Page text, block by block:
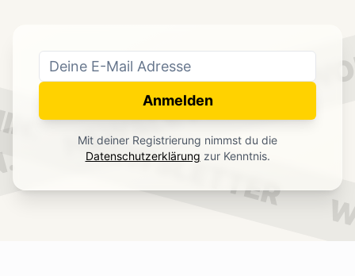
NEWSLETTER
NEWSLETTER
Anmelden
Mit deiner Registrierung nimmst du die
Datenschutzerklärung zur Kenntnis.